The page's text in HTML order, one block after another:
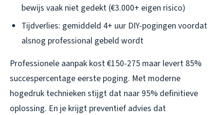
bewijs vaak niet gedekt (€3.000+ eigen risico)
Tijdverlies: gemiddeld 4+ uur DIY-pogingen voordat
alsnog professional gebeld wordt
Professionele aanpak kost €150-275 maar levert 85%
succespercentage eerste poging. Met moderne
hogedruk technieken stijgt dat naar 95% definitieve
oplossing. En je krijgt preventief advies dat